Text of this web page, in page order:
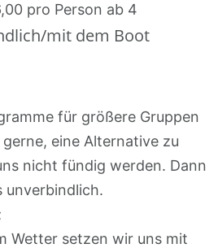
pro Person ab 4
mit dem Boot
für größere Gruppen
eine Alternative zu
nicht fündig werden. Dann
unverbindlich.
Wetter setzen wir uns mit